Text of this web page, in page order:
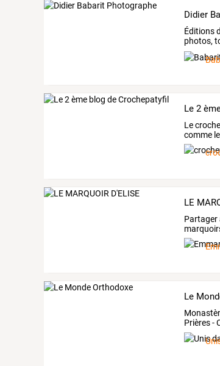
Didier
Éditions
photos,
D.B
Le 2
Le
comme
LE
Partager
Le
Prières-